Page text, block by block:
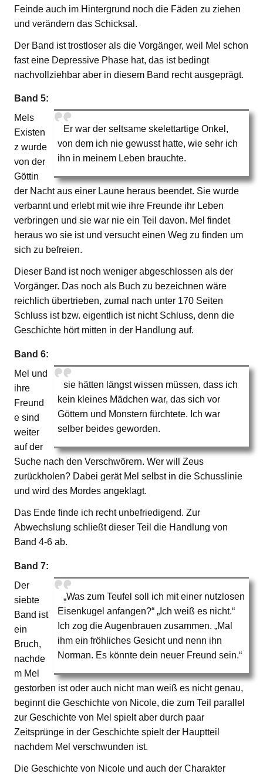
Feinde auch im Hintergrund noch die Fäden zu ziehen
und verändern das Schicksal.
Der Band ist trostloser als die Vorgänger, weil Mel schon
fast eine Depressive Phase hat, das ist bedingt
nachvollziehbar aber in diesem Band recht ausgeprägt.
Band 5:
Er war der seltsame skelettartige Onkel,
von dem ich nie gewusst hatte, wie sehr ich
ihn in meinem Leben brauchte.
Mels
Existen
z wurde
von der
Göttin
der Nacht aus einer Laune heraus beendet. Sie wurde
verbannt und erlebt mit wie ihre Freunde ihr Leben
verbringen und sie war nie ein Teil davon. Mel findet
heraus wo sie ist und versucht einen Weg zu finden um
sich zu befreien.
Dieser Band ist noch weniger abgeschlossen als der
Vorgänger. Das noch als Buch zu bezeichnen wäre
reichlich übertrieben, zumal nach unter 170 Seiten
Schluss ist bzw. eigentlich ist nicht Schluss, denn die
Geschichte hört mitten in der Handlung auf.
Band 6:
sie hätten längst wissen müssen, dass ich
kein kleines Mädchen war, das sich vor
Göttern und Monstern fürchtete. Ich war
selber beides geworden.
Mel und
ihre
Freund
e sind
weiter
auf der
Suche nach den Verschwörern. Wer will Zeus
zurückholen? Dabei gerät Mel selbst in die Schusslinie
und wird des Mordes angeklagt.
Das Ende finde ich recht unbefriedigend. Zur
Abwechslung schließt dieser Teil die Handlung von
Band 4-6 ab.
Band 7:
„Was zum Teufel soll ich mit einer nutzlosen
Eisenkugel anfangen?“ „Ich weiß es nicht.“
Ich zog die Augenbrauen zusammen. „Mal
ihm ein fröhliches Gesicht und nenn ihn
Norman. Es könnte dein neuer Freund sein.“
Der
siebte
Band ist
ein
Bruch,
nachde
m Mel
gestorben ist oder auch nicht man weiß es nicht genau,
beginnt die Geschichte von Nicole, die zum Teil parallel
zur Geschichte von Mel spielt aber durch paar
Zeitsprünge in der Geschichte spielt der Hauptteil
nachdem Mel verschwunden ist.
Die Geschichte von Nicole und auch der Charakter